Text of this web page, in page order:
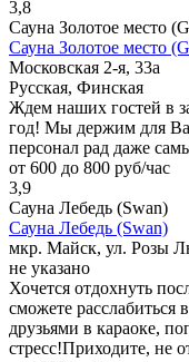
3,8
Сауна Золотое место
Сауна Золотое место
Московская 2-я, 33а
Русская, Финская
Ждем наших гостей в
год! Мы держим для
персонал рад даже
от 600 до 800 руб/час
3,9
Сауна Лебедь (Swan)
Сауна Лебедь (Swan)
мкр. Майск, ул. Розы
не указано
Хочется отдохнуть
сможете расслабиться
друзьями в караоке,
стресс!Приходите, не